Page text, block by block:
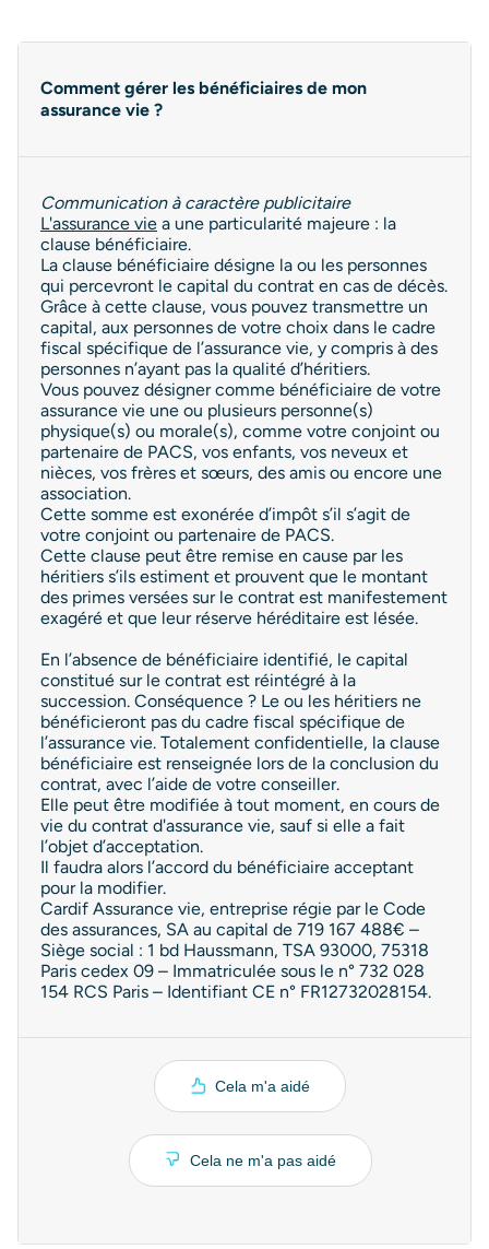
Comment gérer les bénéficiaires de mon
assurance vie ?
Communication à caractère publicitaire
L'assurance vie a une particularité majeure : la
clause bénéficiaire.
La clause bénéficiaire désigne la ou les personnes
qui percevront le capital du contrat en cas de décès.
Grâce à cette clause, vous pouvez transmettre un
capital, aux personnes de votre choix dans le cadre
fiscal spécifique de l’assurance vie, y compris à des
personnes n’ayant pas la qualité d’héritiers.
Vous pouvez désigner comme bénéficiaire de votre
assurance vie une ou plusieurs personne(s)
physique(s) ou morale(s), comme votre conjoint ou
partenaire de PACS, vos enfants, vos neveux et
nièces, vos frères et sœurs, des amis ou encore une
association.
Cette somme est exonérée d’impôt s’il s’agit de
votre conjoint ou partenaire de PACS.
Cette clause peut être remise en cause par les
héritiers s’ils estiment et prouvent que le montant
des primes versées sur le contrat est manifestement
exagéré et que leur réserve héréditaire est lésée.
En l’absence de bénéficiaire identifié, le capital
constitué sur le contrat est réintégré à la
succession. Conséquence ? Le ou les héritiers ne
bénéficieront pas du cadre fiscal spécifique de
l’assurance vie. Totalement confidentielle, la clause
bénéficiaire est renseignée lors de la conclusion du
contrat, avec l’aide de votre conseiller.
Elle peut être modifiée à tout moment, en cours de
vie du contrat d'assurance vie, sauf si elle a fait
l’objet d’acceptation.
Il faudra alors l’accord du bénéficiaire acceptant
pour la modifier.
Cardif Assurance vie, entreprise régie par le Code
des assurances, SA au capital de 719 167 488€ –
Siège social : 1 bd Haussmann, TSA 93000, 75318
Paris cedex 09 – Immatriculée sous le n° 732 028
154 RCS Paris – Identifiant CE n° FR12732028154.
Cela m'a aidé
Cela ne m'a pas aidé